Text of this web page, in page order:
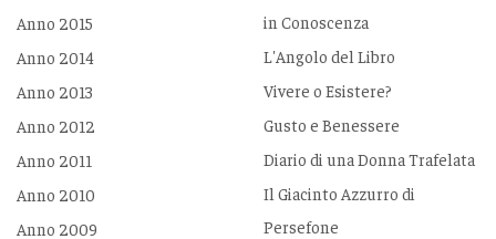
Anno 2015
Anno 2014
Anno 2013
Anno 2012
Anno 2011
Anno 2010
Anno 2009
in Conoscenza
L'Angolo del Libro
Vivere o Esistere?
Gusto e Benessere
Diario di una Donna Trafelata
Il Giacinto Azzurro di
Persefone